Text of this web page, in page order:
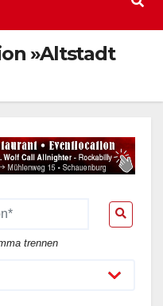
»Altstadt
trennen